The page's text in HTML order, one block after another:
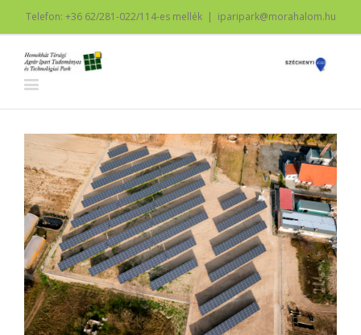
Telefon: +36 62/281-022/114-es mellék | iparipark@morahalom.hu